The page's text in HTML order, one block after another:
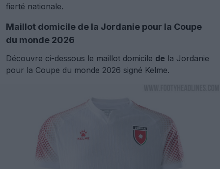
fierté nationale.
Maillot domicile de la Jordanie pour la Coupe
du monde 2026
Découvre ci-dessous le maillot domicile de la Jordanie
pour la Coupe du monde 2026 signé Kelme.